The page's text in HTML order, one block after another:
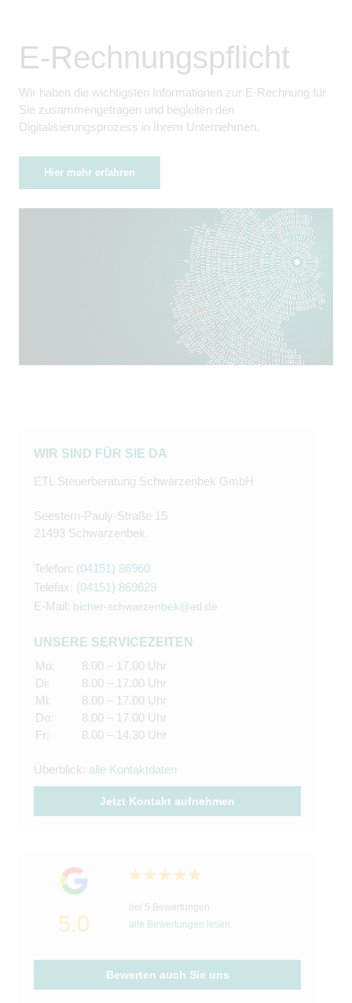
E-Rechnungspflicht
Wir haben die wichtigsten Informationen zur E-Rechnung für
Sie zusammengetragen und begleiten den
Digitalisierungsprozess in Ihrem Unternehmen.
Hier mehr erfahren
WIR SIND FÜR SIE DA
ETL Steuerberatung Schwarzenbek GmbH
Seestern-Pauly-Straße 15
21493 Schwarzenbek
Telefon: (04151) 86960
Telefax: (04151) 869629
E-Mail: bicher-schwarzenbek@etl.de
UNSERE SERVICEZEITEN
Mo:
Di:
Mi:
Do:
Fr:
8.00 – 17.00 Uhr
8.00 – 17.00 Uhr
8.00 – 17.00 Uhr
8.00 – 17.00 Uhr
8.00 – 14.30 Uhr
Überblick: alle Kontaktdaten
Jetzt Kontakt aufnehmen
5.0
bei 5 Bewertungen
alle Bewertungen lesen
Bewerten auch Sie uns